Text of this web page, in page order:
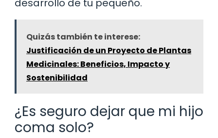
desarrollo de tu pequeño.
Quizás también te interese:
Justificación de un Proyecto de Plantas
Medicinales: Beneficios, Impacto y
Sostenibilidad
¿Es seguro dejar que mi hijo
coma solo?